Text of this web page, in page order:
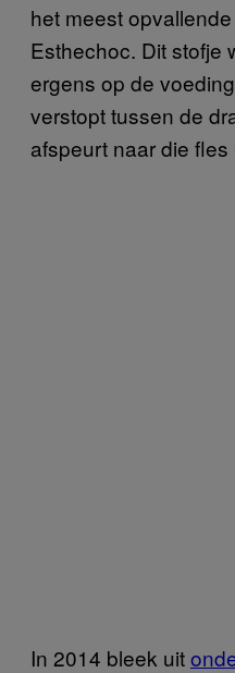
het meest
Esthechoc. Dit stofje
ergens op de
verstopt tussen de
afspeurt naar die
In 2014 bleek uit